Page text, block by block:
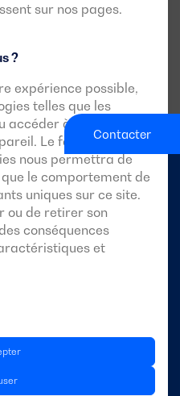
sur nos pages.
?
expérience possible,
telles que les
à des
Le fait de
nous permettra de
le comportement de
uniques sur ce site.
ou de retirer son
conséquences
et
Contacter